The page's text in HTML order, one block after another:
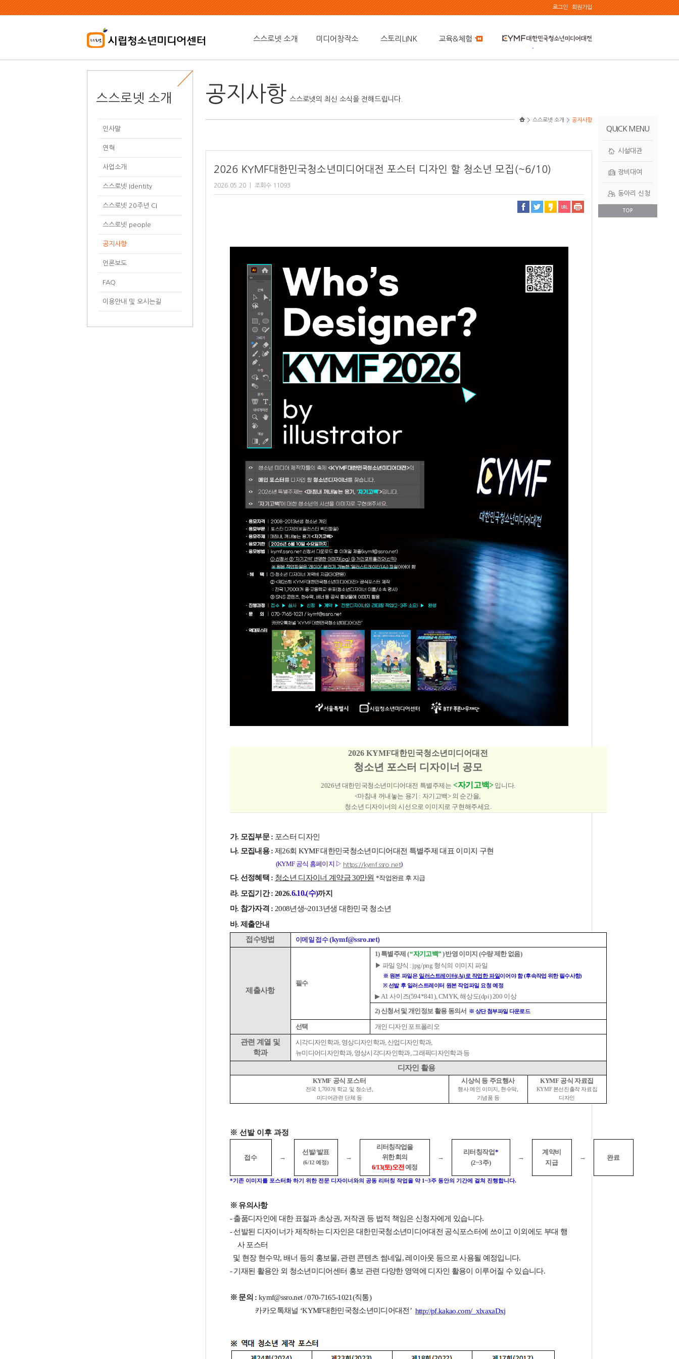
본
문
가
로그인 회원가입
스스로넷 소개 미디어창작소 스토리LINK 교육&체험
스스로넷 소개
인사말
연혁
사업소개
스스로넷 Identity
스스로넷 20주년 CI
스스로넷 people
공지사항
언론보도
FAQ
이용안내 및 오시는길
공지사항 스스로넷의 최신 소식을 전해드립니다.
스스로넷 소개 공지사항
2026 KYMF대한민국청소년미디어대전 포스터 디자인 할 청소년 모집(~6/10)
2026.05.20 조회수 11093
2026 KYMF대한민국청소년미디어대전
청소년 포스터 디자이너 공모
2026년 대한민국청소년미디어대전 특별주제는 <자기고백> 입니다.
<마침내 꺼내놓는 용기 : 자기고백> 의 순간을,
청소년 디자이너의 시선으로 이미지로 구현해주세요
가. 모집부문: 포스터 디자인
나. 모집내용: 제26회 KYMF대한민국청소년미디어대전 특별주제 대표 이미지 구현
(KYMF 공식 홈페이지 ▷ https://kymf.ssro.net)
다. 선정혜택 : 청소년 디자이너 계약금30만원 *작업완료 후 지급
라. 모집기간: 2026.6.10.(수)까지
마. 참가자격 : 2008년생~2013년생 대한민국 청소년
바. 제출안내
접수방법
이메일 접수 (kymf@ssro.net)
제출사항
필수
1) 특별주제 (“자기고백” )반영 이미지 (수량 제한 없음)
▶ 파일 양식 :jpg/png 형식의 이미지 파일
※ 원본 파일은 일러스트레이터(Ai)로 작업한 파일이어야 함(후속작업 위한 필수사항)
※ 선발 후 일러스트레이터 원본 작업파일 요청 예정
▶ A1사이즈(594*841), CMYK,해상도(dpi) 200 이상
2)신청서 및 개인정보 활용 동의서 ※ 상단 첨부파일 다운로드
선택 개인 디자인 포트폴리오
관련 계열 및
학과
시각디자인학과, 영상디자인학과, 산업디자인학과,
뉴미디어디자인학과, 영상시각디자인학과, 그래픽디자인학과 등
디자인 활용
KYMF 공식 포스터
전국 1,700개 학교 및 청소년
미디어관련 단체 등
시상식 등 주요행사
행사 메인 이미지 현수막,
기념품 등
KYMF 공식 자료집
KYMF 본선진출작 자료집
디자인
※ 선발 이후 과정
접수 →
선발/발표
(6/12 예정)
→
리터칭작업을
위한 회의
6/13(토)오전예정
→
리터칭작업*
(2~3주)
→
계약비
지급
→ 완료
*기존 이미지를 포스터화 하기 위한 전문 디자이너와의 공동 리터칭 작업을 약 1~3주 동안의 기간에 걸쳐 진행합니다.
※ 유의사항
-출품디자인에 대한 표절과 초상권, 저작권 등 법적 책임은 신청자에게 있습니다.
-선발된 디자이너가 제작하는 디자인은 대한민국청소년미디어대전 공식포스터에 쓰이고 이외에도 부대 행
사 포스터
및 현장 현수막, 배너 등의 홍보물, 관련 콘텐츠 썸네일,레이아웃 등으로 사용될 예정입니다.
-기재된 활용안 외 청소년미디어센터 홍보 관련 다양한 영역에 디자인 활용이 이루어질 수 있습니다.
※ 문의 : kymf@ssro.net / 070-7165-1021(직통)
카카오톡채널 ‘KYMF대한민국청소년미디어대전’ http://pf.kakao.com/_xlxaxaDxj
QUICK MENU
시설대관
장비대여
동아리 신청
TOP